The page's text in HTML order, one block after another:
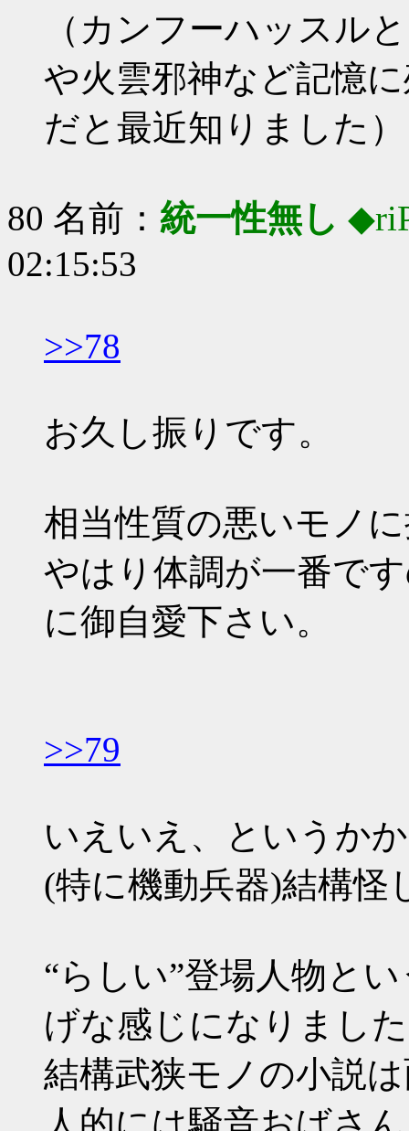
（カンフーハッスル
や火雲邪神など記憶
だと最近知りました）
80 名前： 統一性無し
02:15:53
>>78
お久し振りです。
相当性質の悪いモノ
やはり体調が一番で
に御自愛下さい。
>>79
いえいえ、というか
(特に機動兵器)結構怪
“らしい”登場人物と
げな感じになりまし
結構武狭モノの小説